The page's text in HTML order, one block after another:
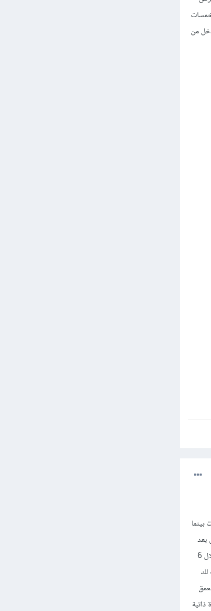
من
كباقي الكورسات بينما
بعد
دراسة هذا الكورس أمر إما صعب أو أنه بالأحرى مستحيل و غير واقعي و بذلك تحقيق شرط الحصول على العمل خلال 6
لك